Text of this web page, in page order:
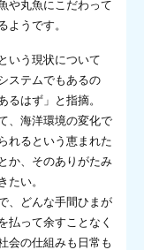
や丸魚にこだわって
ようです。
いう現状について
ステムでもあるの
はず」と指摘。
、海洋環境の変化で
れるという恵まれた
か、そのありがたみ
い。
、どんな手間ひまが
払って余すことなく
会の仕組みも日常も